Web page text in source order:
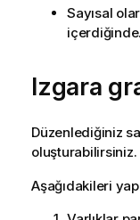
Sayısal
içerdiğinde.
Izgara
Düzenlediğiniz
oluşturabilirsiniz.
Aşağıdakileri